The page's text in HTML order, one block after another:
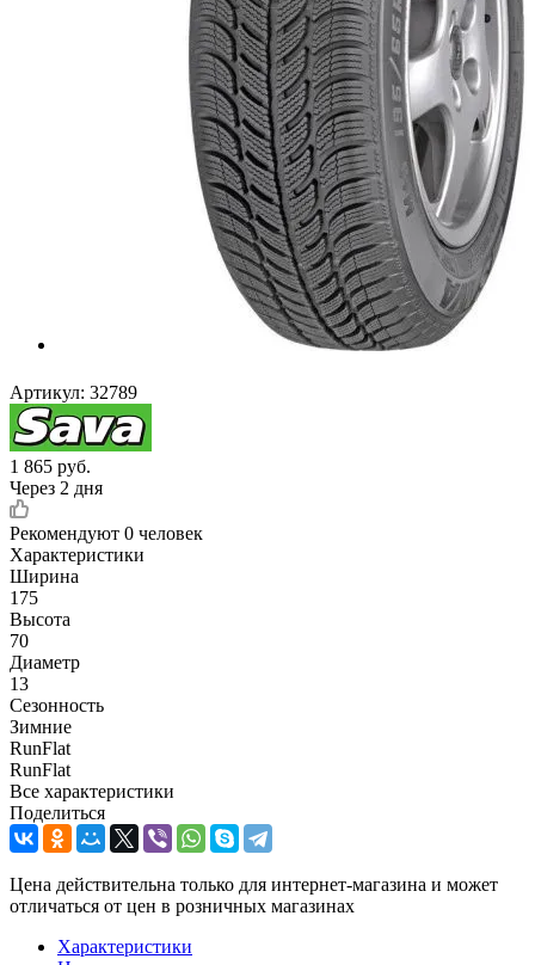
Артикул: 32789
1 865 руб.
Через 2 дня
Рекомендуют 0 человек
Характеристики
Ширина
175
Высота
70
Диаметр
13
Сезонность
Зимние
RunFlat
RunFlat
Все характеристики
Поделиться
Цена действительна только для интернет-магазина и может
отличаться от цен в розничных магазинах
Характеристики